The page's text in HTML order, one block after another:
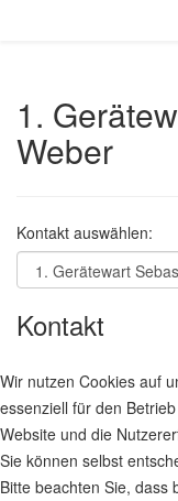
1.
Weber
Kontakt auswählen:
Kontakt
Wir nutzen Cookies auf
essenziell für den
Website und die
Sie können selbst
Bitte beachten Sie, dass